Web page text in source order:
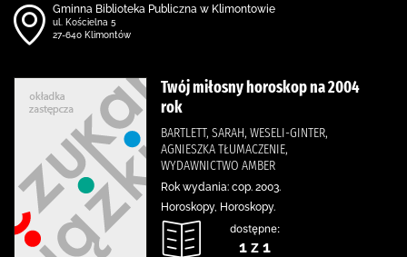
Gminna Biblioteka Publiczna w Klimontowie
ul. Kościelna 5
27-640 Klimontów
Twój miłosny horoskop na 2004
rok
BARTLETT, SARAH, WESELI-GINTER,
AGNIESZKA TŁUMACZENIE,
WYDAWNICTWO AMBER
Rok wydania: cop. 2003.
Horoskopy, Horoskopy.
dostępne:
1 z 1